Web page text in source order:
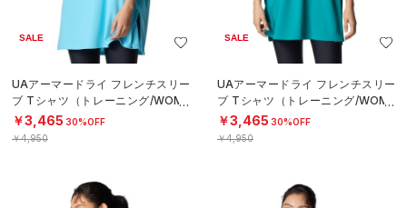
SALE
UAアーマードライ フレンチスリー
ブ Tシャツ（トレーニング/WOME
N）
￥3,465 30%OFF
￥4,950
SALE
UAアーマードライ フレンチスリー
ブ Tシャツ（トレーニング/WOME
N）
￥3,465 30%OFF
￥4,950